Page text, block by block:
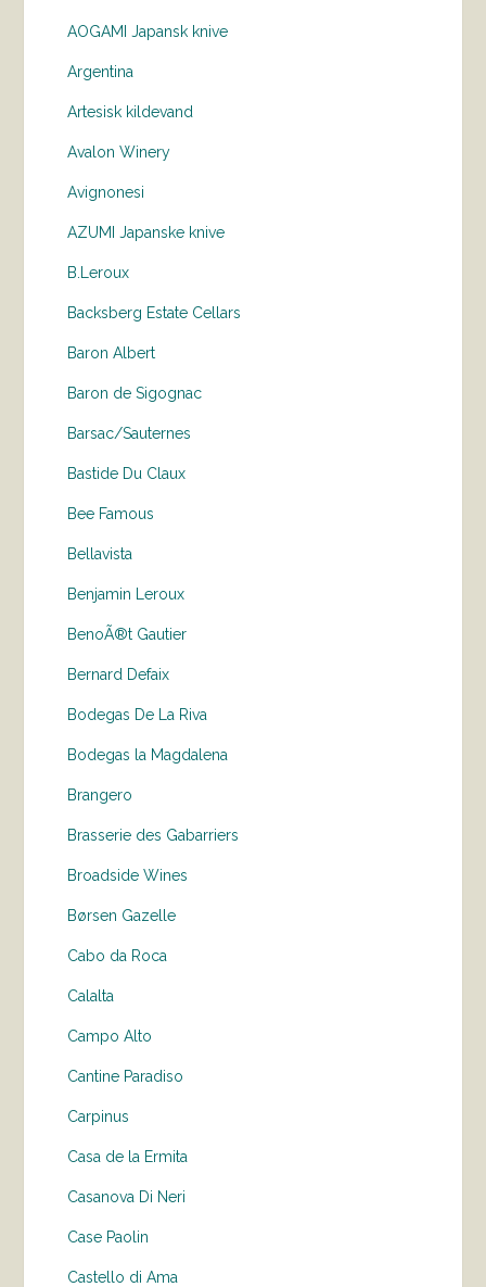
AOGAMI Japansk knive
Argentina
Artesisk kildevand
Avalon Winery
Avignonesi
AZUMI Japanske knive
B.Leroux
Backsberg Estate Cellars
Baron Albert
Baron de Sigognac
Barsac/Sauternes
Bastide Du Claux
Bee Famous
Bellavista
Benjamin Leroux
BenoÃ®t Gautier
Bernard Defaix
Bodegas De La Riva
Bodegas la Magdalena
Brangero
Brasserie des Gabarriers
Broadside Wines
Børsen Gazelle
Cabo da Roca
Calalta
Campo Alto
Cantine Paradiso
Carpinus
Casa de la Ermita
Casanova Di Neri
Case Paolin
Castello di Ama